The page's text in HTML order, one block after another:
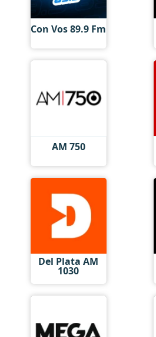
Con Vos 89.9 Fm
AM 750
Del Plata AM
1030